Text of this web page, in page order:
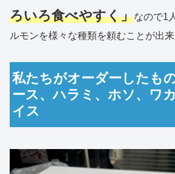
ろいろ食べやすく」なので1
ルモンを様々な種類を頼むことが出来
私たちがオーダーしたも
ース、ハラミ、ホソ、ワ
イス